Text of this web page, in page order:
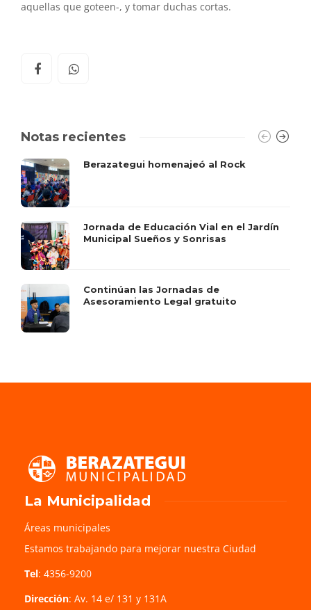
aquellas que goteen-, y tomar duchas cortas.
Notas recientes
Berazategui homenajeó al Rock
Jornada de Educación Vial en el Jardín
Municipal Sueños y Sonrisas
Continúan las Jornadas de
Asesoramiento Legal gratuito
La Municipalidad
Áreas municipales
Estamos trabajando para mejorar nuestra Ciudad
Tel: 4356-9200
Dirección: Av. 14 e/ 131 y 131A